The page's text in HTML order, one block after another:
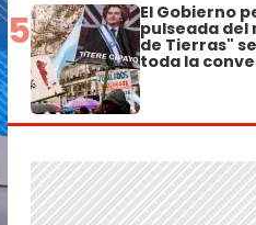
5 El Gobierno
pulseada del
de Tierras"
toda la